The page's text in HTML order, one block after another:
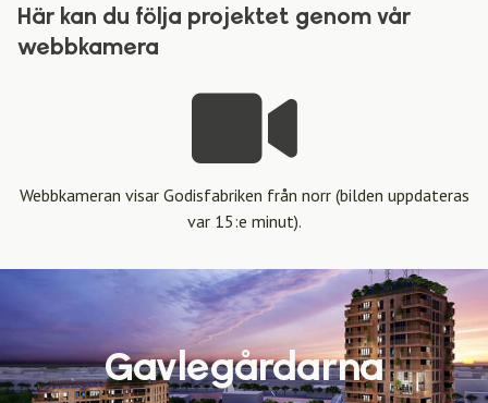
Här kan du följa projektet genom vår
webbkamera
Webbkameran visar Godisfabriken från norr (bilden uppdateras
var 15:e minut).
Gavlegårdarna